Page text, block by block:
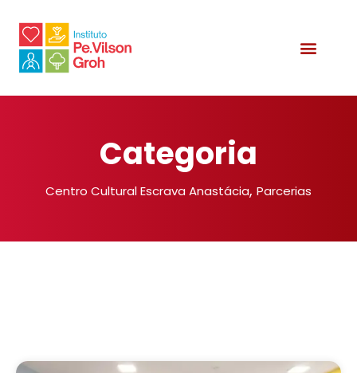
Categoria
Centro Cultural Escrava Anastácia, Parcerias